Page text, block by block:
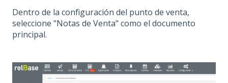
Dentro de la configuración del punto de venta,
seleccione "Notas de Venta" como el documento
principal.